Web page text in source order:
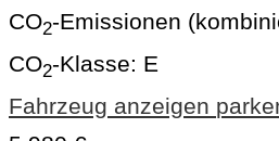
CO2-Emissionen
CO2-Klasse: E
Fahrzeug anzeigen